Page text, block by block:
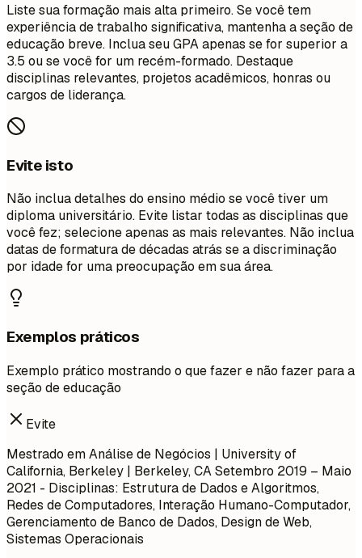
Liste sua formação mais alta primeiro. Se você tem
experiência de trabalho significativa, mantenha a seção de
educação breve. Inclua seu GPA apenas se for superior a
3.5 ou se você for um recém-formado. Destaque
disciplinas relevantes, projetos acadêmicos, honras ou
cargos de liderança.
Evite isto
Não inclua detalhes do ensino médio se você tiver um
diploma universitário. Evite listar todas as disciplinas que
você fez; selecione apenas as mais relevantes. Não inclua
datas de formatura de décadas atrás se a discriminação
por idade for uma preocupação em sua área.
Exemplos práticos
Exemplo prático mostrando o que fazer e não fazer para a
seção de educação
Evite
Mestrado em Análise de Negócios | University of
California, Berkeley | Berkeley, CASetembro 2019 – Maio
2021 - Disciplinas: Estrutura de Dados e Algoritmos,
Redes de Computadores, Interação Humano-Computador,
Gerenciamento de Banco de Dados, Design de Web,
Sistemas Operacionais